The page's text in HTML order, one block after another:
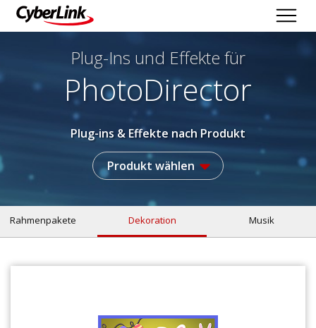
Plug-Ins und Effekte für
PhotoDirector
Plug-ins & Effekte nach Produkt
Produkt wählen
Rahmenpakete Dekoration Musik